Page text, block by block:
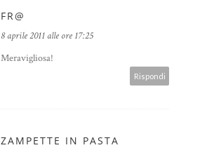
FR@
8 aprile 2011 alle ore 17:25
Meravigliosa!
Rispondi
ZAMPETTE IN PASTA